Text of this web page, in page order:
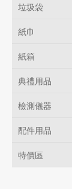
垃圾袋
紙巾
紙箱
典禮用品
檢測儀器
配件用品
特價區